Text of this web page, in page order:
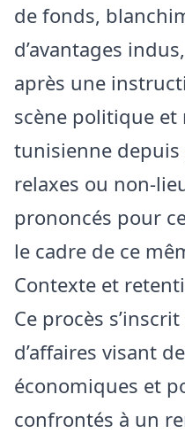
de fonds,
d’avantages
après une
scène politique
tunisienne
relaxes ou non-
prononcés pour
le cadre de ce
Contexte et
Ce procès
d’affaires visant
économiques et
confrontés à un